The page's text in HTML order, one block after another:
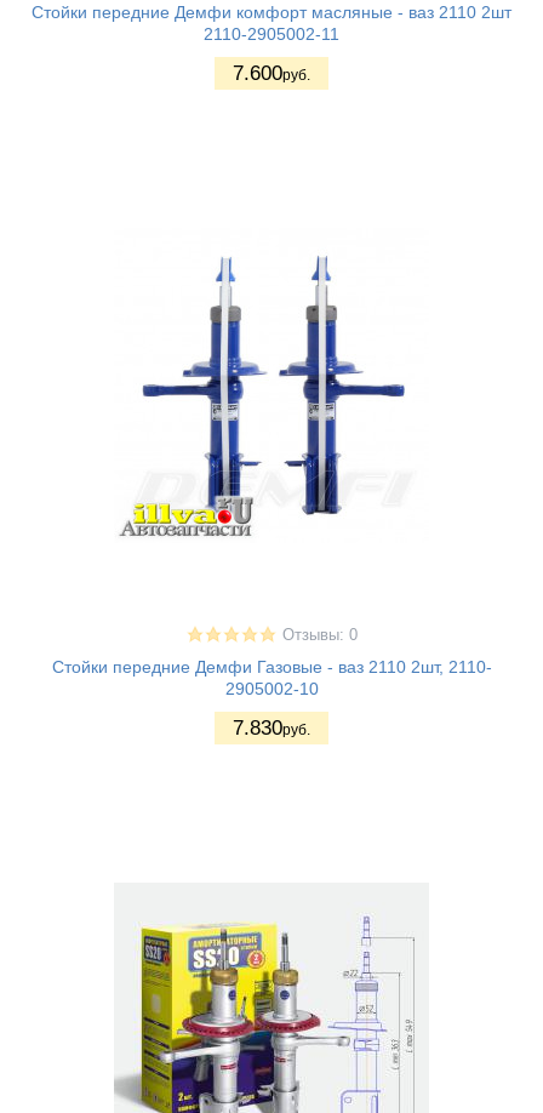
Стойки передние Демфи комфорт масляные - ваз 2110 2шт
2110-2905002-11
7.600руб.
Отзывы: 0
Стойки передние Демфи Газовые - ваз 2110 2шт, 2110-
2905002-10
7.830руб.